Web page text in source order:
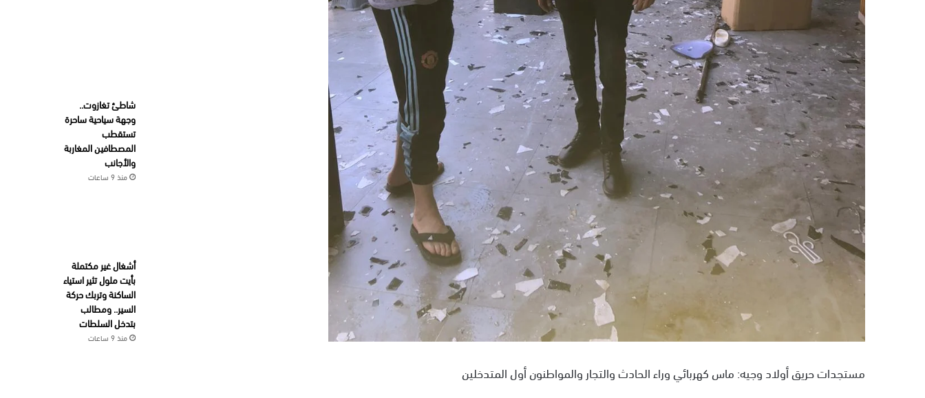
مستجدات حريق أولاد وجيه: ماس كهربائي وراء الحادث والتجار والمواطنون أول المتدخلين
شاطئ تغازوت..
وجهة سياحية ساحرة
تستقطب
المصطافين المغاربة
والأجانب
منذ 9 ساعات
أشغال غير مكتملة
بأيت ملول تثير استياء
الساكنة وتربك حركة
السير.. ومطالب
بتدخل السلطات
منذ 9 ساعات